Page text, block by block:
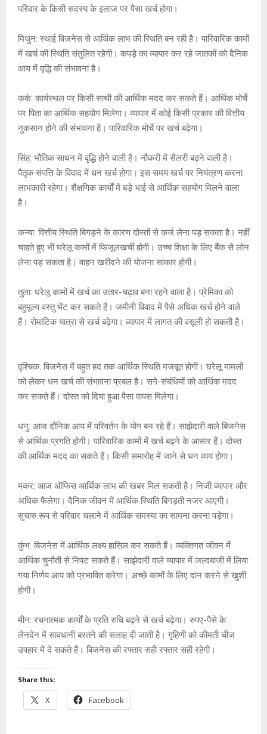
परिवार के किसी सदस्य के इलाज पर पैसा खर्च होगा।
मिथुन: स्थाई बिजनेस से आर्थिक लाभ की स्थिति बन रही है। पारिवारिक कामों
में खर्च की स्थिति संतुलित रहेगी। कपड़े का व्यापार कर रहे जातकों को दैनिक
आय में वृद्धि की संभावना है।
कर्क: कार्यस्थल पर किसी साथी की आर्थिक मदद कर सकते हैं। आर्थिक मोर्चे
पर पिता का आर्थिक सहयोग मिलेगा। व्यापार में कोई किसी प्रकार की वित्तीय
नुकसान होने की संभावना है। पारिवारिक मोर्चे पर खर्च बढ़ेगा।
सिंह: भौतिक साधन में वृद्धि होने वाली है। नौकरी में सैलरी बढ़ने वाली है।
पैतृक संपत्ति के विवाद में धन खर्च होगा। इस समय खर्च पर नियंत्रण करना
लाभकारी रहेगा। शैक्षणिक कार्यों में बड़े भाई से आर्थिक सहयोग मिलने वाला
है।
कन्या: वित्तीय स्थिति बिगड़ने के कारण दोस्तों से कर्ज लेना पड़ सकता है। नहीं
चाहते हुए भी घरेलू कामों में फिजूलखर्ची होगी। उच्च शिक्षा के लिए बैंक से लोन
लेना पड़ सकता है। वाहन खरीदने की योजना साकार होगी।
तुला: घरेलू कामों में खर्च का उतार-चढ़ाव बना रहने वाला है। प्रेमिका को
बहुमूल्य वस्तु भेंट कर सकते हैं। जमीनी विवाद में पैसे अधिक खर्च होने वाले
हैं। रोमांटिक यात्रा से खर्च बढ़ेगा। व्यापार में लागत की वसूली हो सकती है।
वृश्चिक: बिजनेस में बहुत हद तक आर्थिक स्थिति मजबूत होगी। घरेलू मामलों
को लेकर धन खर्च की संभावना प्रबल है। सगे-संबंधियों को आर्थिक मदद
कर सकते हैं। दोस्त को दिया हुआ पैसा वापस मिलेगा।
धनु: आज दौनिक आय में परिवर्तन के योग बन रहे हैं। साझेदारी वाले बिजनेस
से आर्थिक प्रगति होगी। पारिवारिक कामों में खर्च बढ़ने के आसार हैं। दोस्त
की आर्थिक मदद का सकते हैं। किसी समारोह में जाने से धन व्यय होगा।
मकर: आज ऑफिस आर्थिक लाभ की खबर मिल सकती है। निजी व्यापार और
अधिक फैलेगा। दैनिक जीवन में आर्थिक स्थिति बिगड़ती नजर आएगी।
सुचारु रूप से परिवार चलाने में आर्थिक समस्या का सामना करना पड़ेगा।
कुंभ: बिजनेस में आर्थिक लक्ष्य हासिल कर सकते हैं। व्यक्तिगत जीवन में
आर्थिक चुनौती से निपट सकते हैं। साझेदारी वाले व्यापार में जल्दबाजी में लिया
गया निर्णय आय को प्रभावित करेगा। अच्छे कामों के लिए दान करने से खुशी
होगी।
मीन: रचनात्मक कार्यों के प्रति रुचि बढ़ने से खर्च बढ़ेगा। रुपए-पैसे के
लेनदेन में सावधानी बरतने की सलाह दी जाती है। गृहिणी को कीमती चीज
उपहार में दे सकते हैं। बिजनेस की रफ्तार सही रफ्तार सही रहेगी।
Share this:
X Facebook